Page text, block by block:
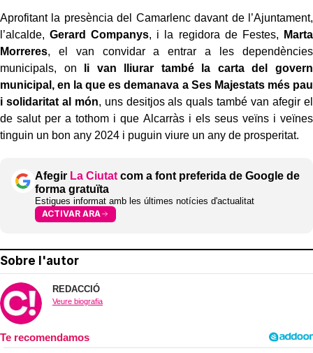
Aprofitant la presència del Camarlenc davant de l’Ajuntament,
l’alcalde, Gerard Companys, i la regidora de Festes,
Marta
Morreres, el van convidar a entrar a les dependències
municipals, on li van lliurar també la carta del govern
municipal, en la que es demanava a Ses Majestats més pau
i solidaritat al món, uns desitjos als quals també van afegir el
de salut per a tothom i que Alcarràs i els seus veïns i veïnes
tinguin un bon any 2024 i puguin viure un any de prosperitat.
Afegir La Ciutat com a font preferida de Google de
forma gratuïta
Estigues informat amb les últimes notícies d'actualitat
ACTIVAR ARA
Sobre l'autor
REDACCIÓ
Veure biografia